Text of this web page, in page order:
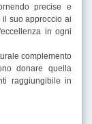
precise e
suo approccio ai
in ogni
complemento
donare quella
raggiungibile in